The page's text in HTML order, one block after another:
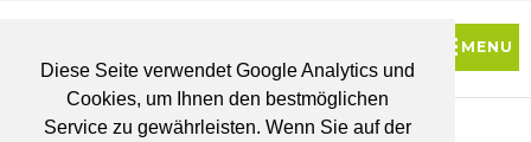
Diese Seite verwendet Google Analytics und
Cookies, um Ihnen den bestmöglichen
Service zu gewährleisten. Wenn Sie auf der